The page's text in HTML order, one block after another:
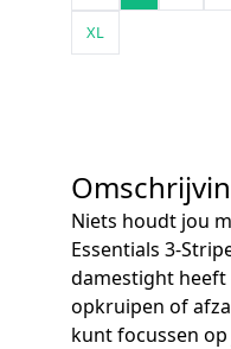
XL
Niets houdt jou
Essentials 3-
damestight heeft
opkruipen of
kunt focussen